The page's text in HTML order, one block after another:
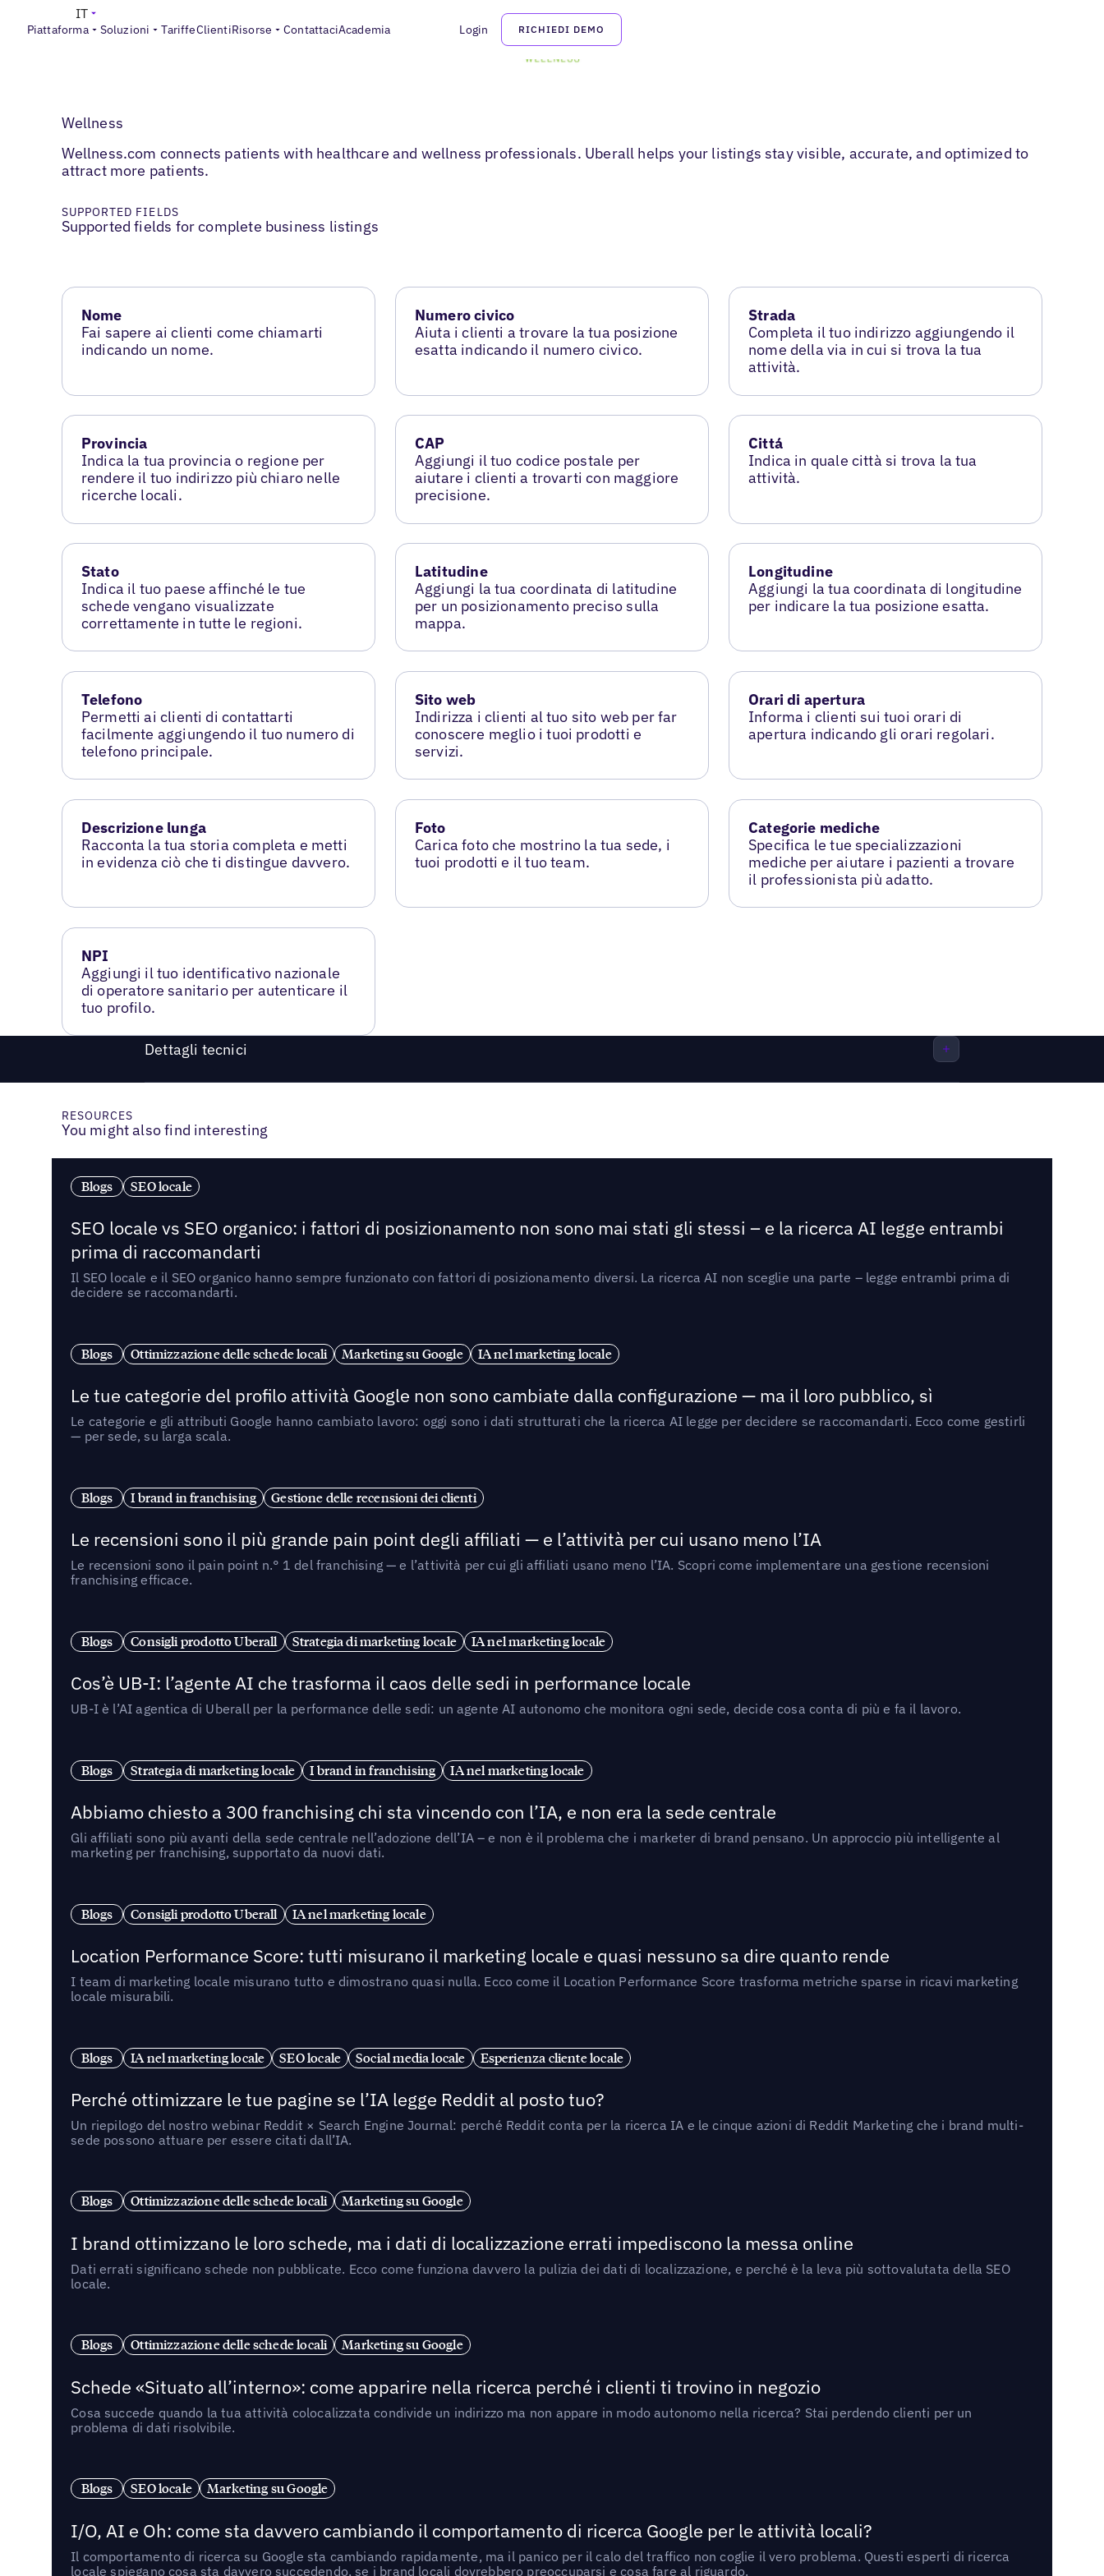
Piattaforma Soluzioni TariffeClientiRisorse ContattaciAcademia Login RICHIEDI DEMO
IT
Wellness
Wellness.com connects patients with healthcare and wellness professionals. Uberall helps your listings stay visible, accurate, and optimized to
attract more patients.
SUPPORTED FIELDS
Supported fields for complete business listings
Nome
Fai sapere ai clienti come chiamarti
indicando un nome.
Numero civico
Aiuta i clienti a trovare la tua posizione
esatta indicando il numero civico.
Strada
Completa il tuo indirizzo aggiungendo il
nome della via in cui si trova la tua
attività.
Provincia
Indica la tua provincia o regione per
rendere il tuo indirizzo più chiaro nelle
ricerche locali.
CAP
Aggiungi il tuo codice postale per
aiutare i clienti a trovarti con maggiore
precisione.
Cittá
Indica in quale città si trova la tua
attività.
Stato
Indica il tuo paese affinché le tue
schede vengano visualizzate
correttamente in tutte le regioni.
Latitudine
Aggiungi la tua coordinata di latitudine
per un posizionamento preciso sulla
mappa.
Longitudine
Aggiungi la tua coordinata di longitudine
per indicare la tua posizione esatta.
Telefono
Permetti ai clienti di contattarti
facilmente aggiungendo il tuo numero di
telefono principale.
Sito web
Indirizza i clienti al tuo sito web per far
conoscere meglio i tuoi prodotti e
servizi.
Orari di apertura
Informa i clienti sui tuoi orari di
apertura indicando gli orari regolari.
Descrizione lunga
Racconta la tua storia completa e metti
in evidenza ciò che ti distingue davvero.
Foto
Carica foto che mostrino la tua sede, i
tuoi prodotti e il tuo team.
Categorie mediche
Specifica le tue specializzazioni
mediche per aiutare i pazienti a trovare
il professionista più adatto.
NPI
Aggiungi il tuo identificativo nazionale
di operatore sanitario per autenticare il
tuo profilo.
Dettagli tecnici
RESOURCES
You might also find interesting
Blogs SEO locale
SEO locale vs SEO organico: i fattori di posizionamento non sono mai stati gli stessi – e la ricerca AI legge entrambi
prima di raccomandarti
Il SEO locale e il SEO organico hanno sempre funzionato con fattori di posizionamento diversi. La ricerca AI non sceglie una parte – legge entrambi prima di
decidere se raccomandarti.
Blogs Ottimizzazione delle schede locali Marketing su Google IA nel marketing locale
Le tue categorie del profilo attività Google non sono cambiate dalla configurazione — ma il loro pubblico, sì
Le categorie e gli attributi Google hanno cambiato lavoro: oggi sono i dati strutturati che la ricerca AI legge per decidere se raccomandarti. Ecco come gestirli
— per sede, su larga scala.
Blogs I brand in franchising Gestione delle recensioni dei clienti
Le recensioni sono il più grande pain point degli affiliati — e l’attività per cui usano meno l’IA
Le recensioni sono il pain point n.° 1 del franchising — e l’attività per cui gli affiliati usano meno l’IA. Scopri come implementare una gestione recensioni
franchising efficace.
Blogs Consigli prodotto Uberall Strategia di marketing locale IA nel marketing locale
Cos’è UB-I: l’agente AI che trasforma il caos delle sedi in performance locale
UB-I è l’AI agentica di Uberall per la performance delle sedi: un agente AI autonomo che monitora ogni sede, decide cosa conta di più e fa il lavoro.
Blogs Strategia di marketing locale I brand in franchising IA nel marketing locale
Abbiamo chiesto a 300 franchising chi sta vincendo con l’IA, e non era la sede centrale
Gli affiliati sono più avanti della sede centrale nell’adozione dell’IA – e non è il problema che i marketer di brand pensano. Un approccio più intelligente al
marketing per franchising, supportato da nuovi dati.
Blogs Consigli prodotto Uberall IA nel marketing locale
Location Performance Score: tutti misurano il marketing locale e quasi nessuno sa dire quanto rende
I team di marketing locale misurano tutto e dimostrano quasi nulla. Ecco come il Location Performance Score trasforma metriche sparse in ricavi marketing
locale misurabili.
Blogs IA nel marketing locale SEO locale Social media locale Esperienza cliente locale
Perché ottimizzare le tue pagine se l’IA legge Reddit al posto tuo?
Un riepilogo del nostro webinar Reddit × Search Engine Journal: perché Reddit conta per la ricerca IA e le cinque azioni di Reddit Marketing che i brand multi-
sede possono attuare per essere citati dall’IA.
Blogs Ottimizzazione delle schede locali Marketing su Google
I brand ottimizzano le loro schede, ma i dati di localizzazione errati impediscono la messa online
Dati errati significano schede non pubblicate. Ecco come funziona davvero la pulizia dei dati di localizzazione, e perché è la leva più sottovalutata della SEO
locale.
Blogs Ottimizzazione delle schede locali Marketing su Google
Schede «Situato all’interno»: come apparire nella ricerca perché i clienti ti trovino in negozio
Cosa succede quando la tua attività colocalizzata condivide un indirizzo ma non appare in modo autonomo nella ricerca? Stai perdendo clienti per un
problema di dati risolvibile.
Blogs SEO locale Marketing su Google
I/O, AI e Oh: come sta davvero cambiando il comportamento di ricerca Google per le attività locali?
Il comportamento di ricerca su Google sta cambiando rapidamente, ma il panico per il calo del traffico non coglie il vero problema. Questi esperti di ricerca
locale spiegano cosa sta davvero succedendo, se i brand locali dovrebbero preoccuparsi e cosa fare al riguardo.